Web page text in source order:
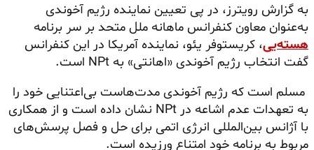
به گزارش رویترز، در پی تعیین نماینده رژیم آخوندی
به‌عنوان معاون کنفرانس ماهانه ملل متحد بر سر برنامه
هسته‌یی، کریستوفر یئو، نماینده آمریکا در این کنفرانس
گفت انتخاب رژیم آخوندی «اهانتی» به NPt است.
مسلم است که رژیم آخوندی مدت‌هاست بی‌اعتنایی خود را
به تعهدات عدم اشاعه در NPt نشان داده است و از همکاری
با آژانس بین‌المللی انرژی اتمی برای حل و فصل پرسش‌های
مربوط به برنامه خود امتناع ورزیده است.